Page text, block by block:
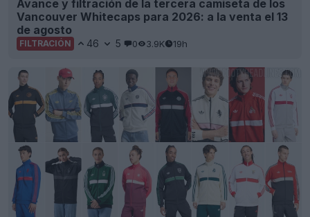
Avance y filtración de la tercera camiseta de los
Vancouver Whitecaps para 2026: a la venta el 13
de agosto
FILTRACIÓN 46 5 0 3.9K 19h